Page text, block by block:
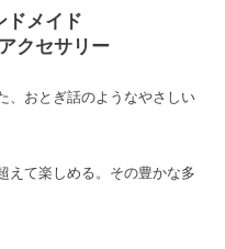
ドメイド
クセサリー
、おとぎ話のようなやさしい
えて楽しめる。その豊かな多